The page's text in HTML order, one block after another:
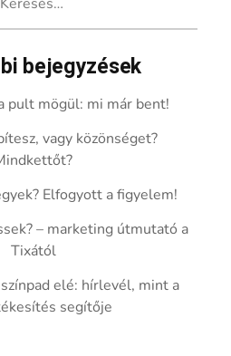
bejegyzések
pult mögül: mi már bent!
vagy közönséget?
Elfogyott a figyelem!
– marketing útmutató a
Tixától
elé: hírlevél, mint a
segítője